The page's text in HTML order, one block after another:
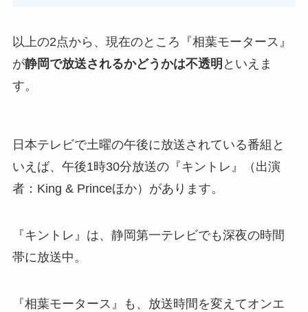
以上の2点から、現在のところ『相葉モータース』
が静岡で放送されるかどうかは不透明 といえま
す。
日本テレビで土曜の午後に放送されている番組と
いえば、午後1時30分放送の『キントレ』（出演
者：King & Princeほか）があります。
『キントレ』は、静岡第一テレビでも深夜の時間
帯に放送中。
『相葉モータース』も、放送時間を変えてオンエ